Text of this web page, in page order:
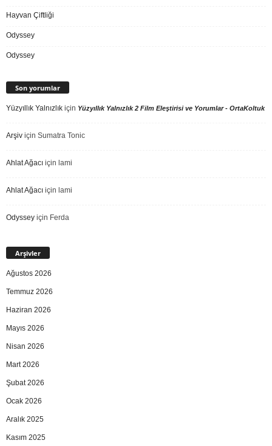
Hayvan Çiftliği
Odyssey
Odyssey
Son yorumlar
Yüzyıllık Yalnızlık için Yüzyıllık Yalnızlık 2 Film Eleştirisi ve Yorumlar - OrtaKoltuk
Arşiv için Sumatra Tonic
Ahlat Ağacı için lami
Ahlat Ağacı için lami
Odyssey için Ferda
Arşivler
Ağustos 2026
Temmuz 2026
Haziran 2026
Mayıs 2026
Nisan 2026
Mart 2026
Şubat 2026
Ocak 2026
Aralık 2025
Kasım 2025